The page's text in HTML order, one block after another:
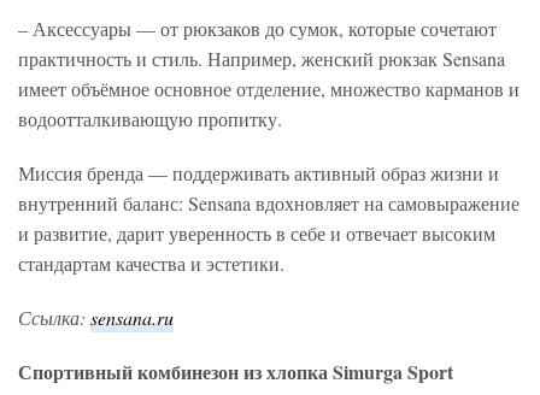
– Аксессуары — от рюкзаков до сумок, которые сочетают
практичность и стиль. Например, женский рюкзак Sensana
имеет объёмное основное отделение, множество карманов и
водоотталкивающую пропитку.
Миссия бренда — поддерживать активный образ жизни и
внутренний баланс: Sensana вдохновляет на самовыражение
и развитие, дарит уверенность в себе и отвечает высоким
стандартам качества и эстетики.
Ссылка: sensana.ru
Спортивный комбинезон из хлопка Simurga Sport